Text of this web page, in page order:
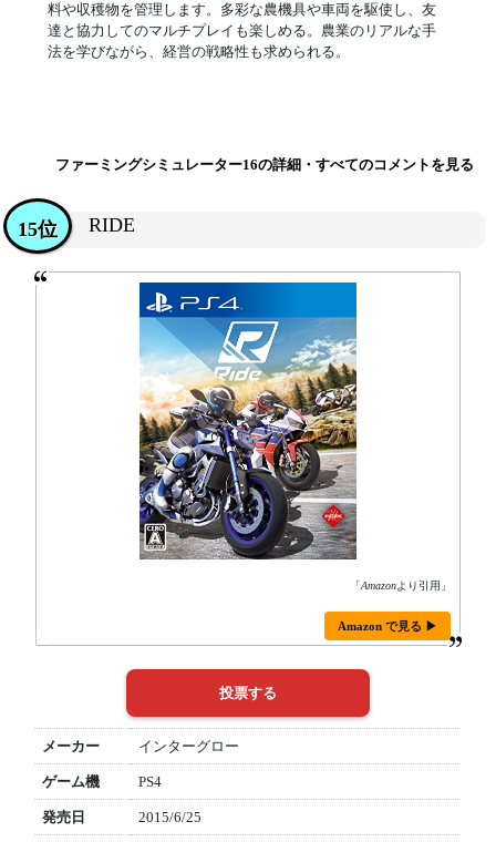
料や収穫物を管理します。多彩な農機具や車両を駆使し、友
達と協力してのマルチプレイも楽しめる。農業のリアルな手
法を学びながら、経営の戦略性も求められる。
ファーミングシミュレーター16の詳細・すべてのコメントを見る
RIDE
15位
「Amazonより引用」
Amazon で見る ▶
メーカー インターグロー
ゲーム機 PS4
発売日 2015/6/25